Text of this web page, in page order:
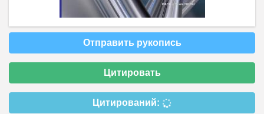
Отправить рукопись
Цитировать
Цитирований: